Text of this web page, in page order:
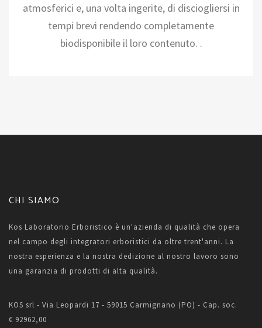
atmosferici e, una volta ingerite, di disciogliersi in
tempi brevi rendendo completamente
biodisponibile il loro contenuto. .
CHI SIAMO
Kos Laboratorio Erboristico è un'azienda di qualità che opera
nel campo degli integratori erboristici da oltre trent'anni. La
nostra esperienza e la nostra dedizione al nostro lavoro sono
una garanzia di prodotti di alta qualità.
KOS srl - Via Leopardi 17 - 59015 Carmignano (PO) - Cap. soc.
€ 92962,00